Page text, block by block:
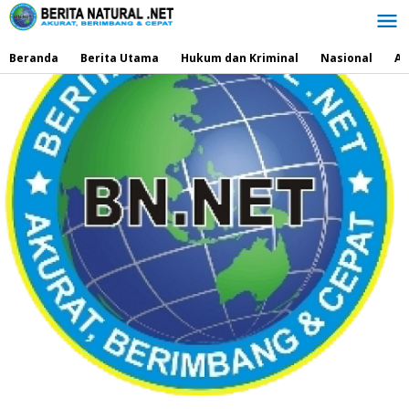
Lewati
ke
Beranda
Berita Utama Hukum dan Kriminal Nasional